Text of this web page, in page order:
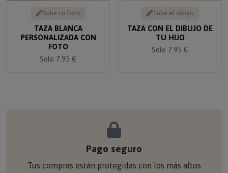
Sube tu foto
TAZA BLANCA
PERSONALIZADA CON
FOTO
Solo 7.95 €
Sube el dibujo
TAZA CON EL DIBUJO DE
TU HIJO
Solo 7.95 €
Pago seguro
Tus compras están protegidas con los más altos